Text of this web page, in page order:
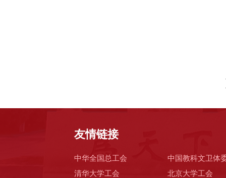
友情链接
中华全国总工会
中国教科文卫体
清华大学工会
北京大学工会